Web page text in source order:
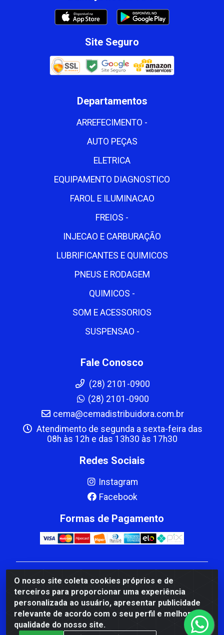
O nosso site coleta cookies próprios e de
terceiros para proporcionar uma experiência
personalizada ao usuário, apresentar publicidade
relevante de acordo com o seu perfil e melhorar a
qualidade do nosso site.
Site Seguro
Departamentos
ARREFECIMENTO -
AUTO PEÇAS
ELETRICA
EQUIPAMENTO DIAGNOSTICO
FAROL E ILUMINACAO
FREIOS -
INJECAO E CARBURAÇÃO
LUBRIFICANTES E QUIMICOS
PNEUS E RODAGEM
QUIMICOS -
SOM E ACESSORIOS
SUSPENSAO -
Fale Conosco
(28) 2101-0900
(28) 2101-0900
cema@cemadistribuidora.com.br
Atendimento de segunda a sexta-feira das
08h às 12h e das 13h30 às 17h30
Redes Sociais
Instagram
Facebook
Formas de Pagamento
CBP MACEDO COMERCIO PEÇAS LTDA Matriz - av
Mauro Miranda Madureira, 1249 - Coramara , Cachoeiro
de Itapemirim/ES - CEP 29.311-310 - CNPJ
00.502.680/0001-41